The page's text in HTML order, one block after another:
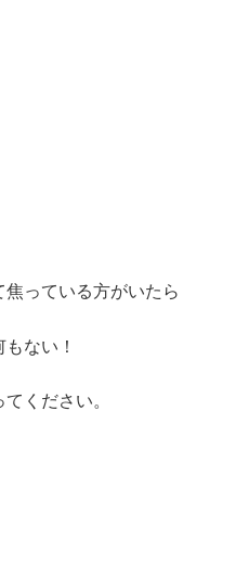
っている方がいたら
ない！
ください。